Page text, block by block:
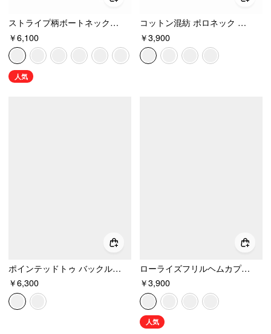
ストライプ柄ボートネック半袖ラップ結びトップス＆ミッドライズストレートレッグパンツセット
￥6,100
人気
コットン混紡 ポロネック ストライプ ノット ブラウス
￥3,900
ポインテッドトゥ バックル キトゥンヒール
￥6,300
ローライズフリルヘムカプリパンツ
￥3,900
人気